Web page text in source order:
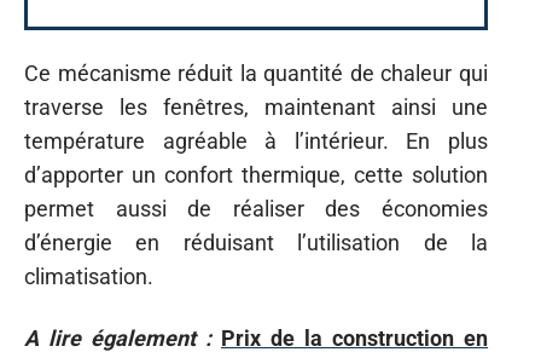
Ce mécanisme réduit la quantité de chaleur qui
traverse les fenêtres, maintenant ainsi une
température agréable à l’intérieur. En plus
d’apporter un confort thermique, cette solution
permet aussi de réaliser des économies
d’énergie en réduisant l’utilisation de la
climatisation.
A lire également : Prix de la construction en